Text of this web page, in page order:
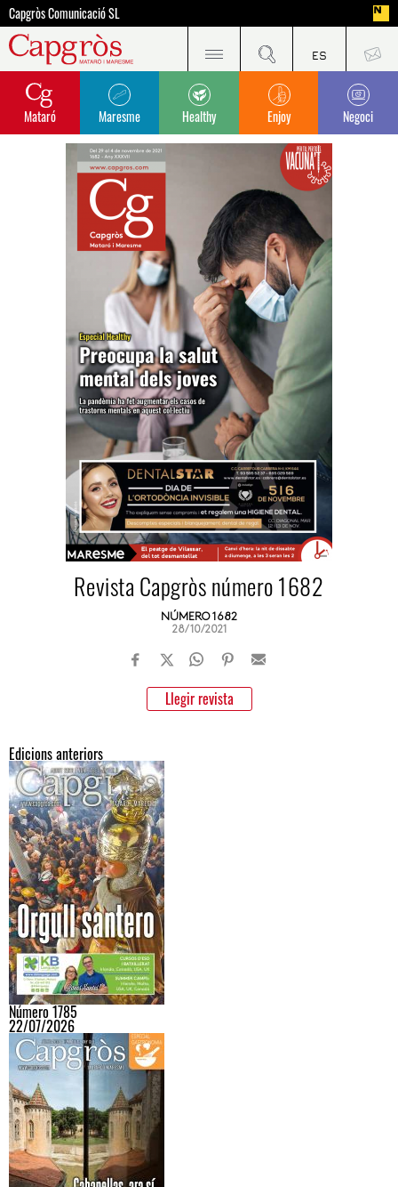
Capgròs Comunicació SL
Mataró Maresme Healthy Enjoy Negoci
Revista Capgròs número 1682
NÚMERO 1682
28/10/2021
Llegir revista
Edicions anteriors
Número 1785
22/07/2026